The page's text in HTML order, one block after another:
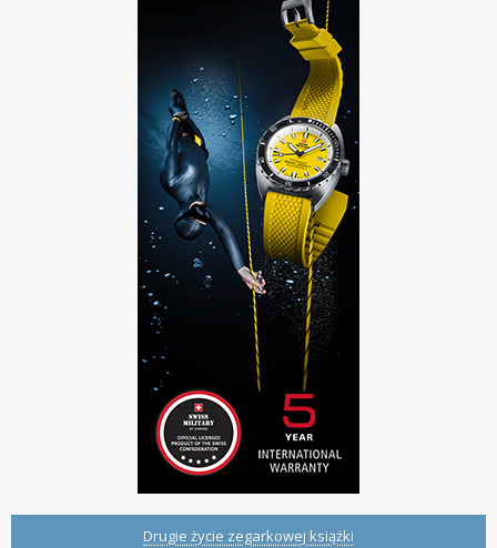
Drugie życie zegarkowej książki